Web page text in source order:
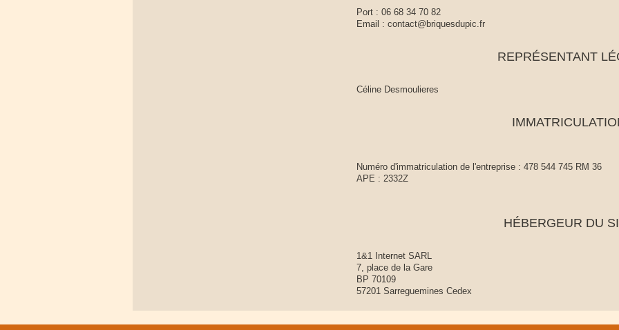
Port : 06 68 34 70 82
Email : contact@briquesdupic.fr
REPRÉSENTANT
Céline Desmoulieres
Numéro d'immatriculation de l'entreprise : 478 544 745 RM 36
APE : 2332Z
HÉBERGEUR DU
1&1 Internet SARL
7, place de la Gare
BP 70109
57201 Sarreguemines Cedex